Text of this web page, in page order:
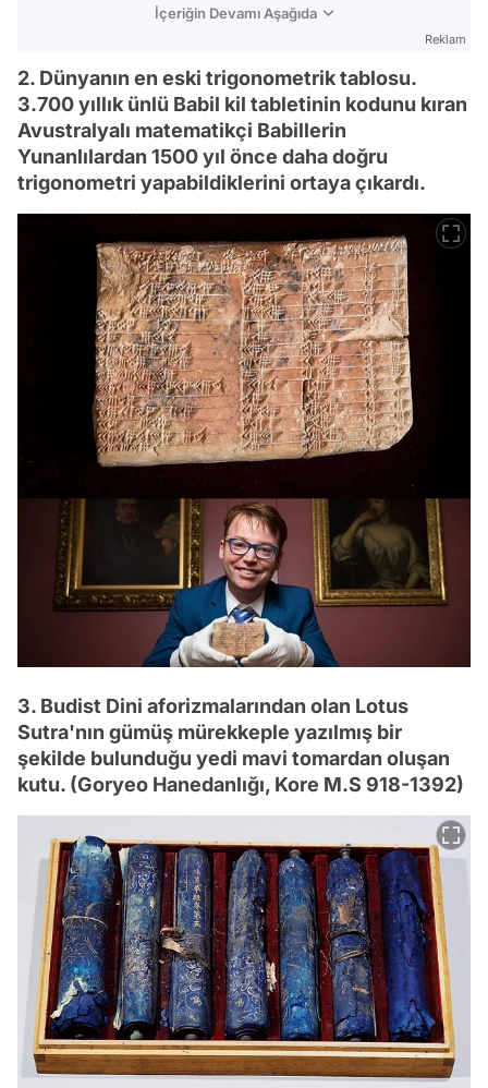
İçeriğin Devamı Aşağıda
Reklam
2. Dünyanın en eski trigonometrik tablosu.
3.700 yıllık ünlü Babil kil tabletinin kodunu kıran
Avustralyalı matematikçi Babillerin
Yunanlılardan 1500 yıl önce daha doğru
trigonometri yapabildiklerini ortaya çıkardı.
3. Budist Dini aforizmalarından olan Lotus
Sutra'nın gümüş mürekkeple yazılmış bir
şekilde bulunduğu yedi mavi tomardan oluşan
kutu. (Goryeo Hanedanlığı, Kore M.S 918-1392)